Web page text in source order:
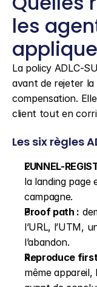
les
La policy ADLC-
avant de rejeter la
compensation.
client tout en
Les six règles
FUNNEL-
la landing page
campagne.
Proof path :
l’URL, l’UTM,
l’abandon.
Reproduce
même appareil,